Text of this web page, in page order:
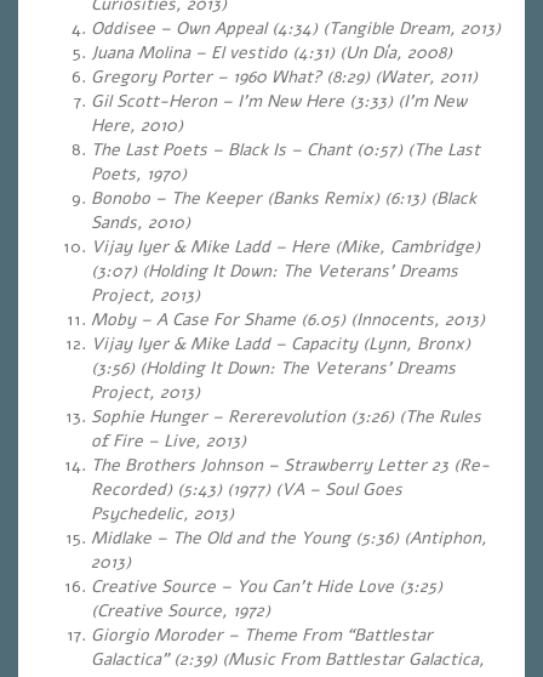
Oddisee – Own Appeal (4:34) (Tangible Dream, 2013)
Juana Molina – El vestido (4:31) (Un Día, 2008)
Gregory Porter – 1960 What? (8:29) (Water, 2011)
Gil Scott-Heron – I’m New Here (3:33) (I’m New
Here, 2010)
The Last Poets – Black Is – Chant (0:57) (The Last
Poets, 1970)
Bonobo – The Keeper (Banks Remix) (6:13) (Black
Sands, 2010)
Vijay Iyer & Mike Ladd – Here (Mike, Cambridge)
(3:07) (Holding It Down: The Veterans’ Dreams
Project, 2013)
Moby – A Case For Shame (6.05) (Innocents, 2013)
Vijay Iyer & Mike Ladd – Capacity (Lynn, Bronx)
(3:56) (Holding It Down: The Veterans’ Dreams
Project, 2013)
Sophie Hunger – Rererevolution (3:26) (The Rules
of Fire – Live, 2013)
The Brothers Johnson – Strawberry Letter 23 (Re-
Recorded) (5:43) (1977) (VA – Soul Goes
Psychedelic, 2013)
Midlake – The Old and the Young (5:36) (Antiphon,
2013)
Creative Source – You Can’t Hide Love (3:25)
(Creative Source, 1972)
Giorgio Moroder – Theme From “Battlestar
Galactica” (2:39) (Music From Battlestar Galactica,